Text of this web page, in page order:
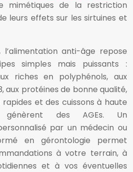
mimétiques de la restriction
leurs effets sur les sirtuines et
l’alimentation anti-âge repose
simples mais puissants :
riches en polyphénols, aux
aux protéines de bonne qualité,
et des cuissons à haute
génèrent des AGEs. Un
par un médecin ou
en gérontologie permet
à votre terrain, à
et à vos éventuelles